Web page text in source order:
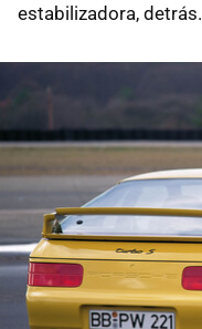
estabilizadora, detrás.